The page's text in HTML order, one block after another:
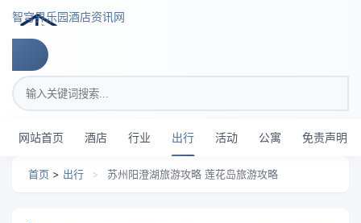
智穹界乐园酒店资讯网
搜索关键词
网站首页 酒店 行业 出行 活动 公寓 免责声明
首页 > 出行 > 苏州阳澄湖旅游攻略 莲花岛旅游攻略